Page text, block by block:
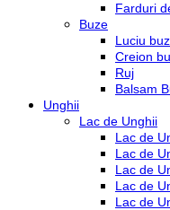
Farduri
Buze
Luciu
Creion
Ruj
Balsam
Unghii
Lac de Unghii
Lac de
Lac de
Lac de
Lac de
Lac de